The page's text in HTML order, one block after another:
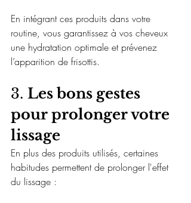
En intégrant ces produits dans votre
routine, vous garantissez à vos cheveux
une hydratation optimale et prévenez
l’apparition de frisottis.
3. Les bons gestes
pour prolonger votre
lissage
En plus des produits utilisés, certaines
habitudes permettent de prolonger l'effet
du lissage :